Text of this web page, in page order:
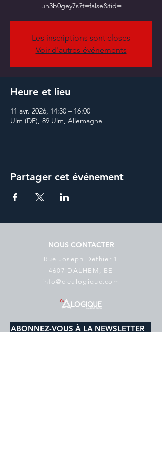
uh3b0gey7s?t=false&tid=
Les inscriptions sont closes
Voir d'autres événements
Heure et lieu
11 avr. 2026, 14:30 – 16:00
Ulm (DE), 89 Ulm, Allemagne
Partager cet événement
NOUS CONTACTER
Rue Joseph Dethier 1
4607 DALHEM, BE
info@ciealogique.com
ABONNEZ-VOUS À LA NEWSLETTER